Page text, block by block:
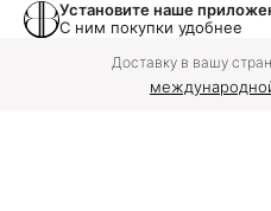
Установите наше
С ним покупки удобнее
Доставку в вашу